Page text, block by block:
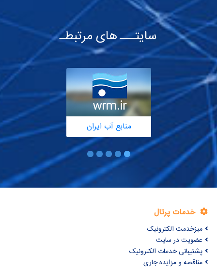
سایتـــ های مرتبطـ
منابع آب ایران
خدمات پرتال
میزخدمت الکترونیک
عضویت در سایت
پشتیبانی خدمات الکترونیک
مناقصه و مزایده جاری